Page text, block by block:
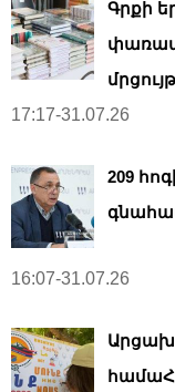
Գրքի
մրցույթ
17:17-31.07.26
209
16:07-31.07.26